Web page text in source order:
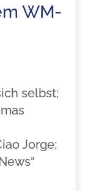
WM-
selbst;
Jorge;